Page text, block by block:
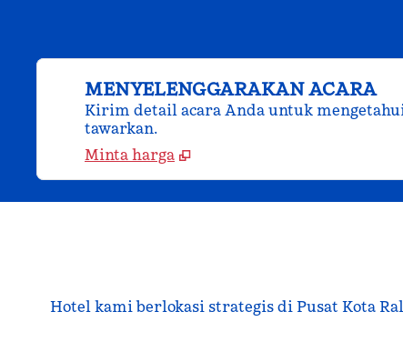
MENYELENGGARAKAN ACARA
Kirim detail acara Anda untuk
tawarkan.
Minta harga
Hotel kami berlokasi strategis di Pusat Kota